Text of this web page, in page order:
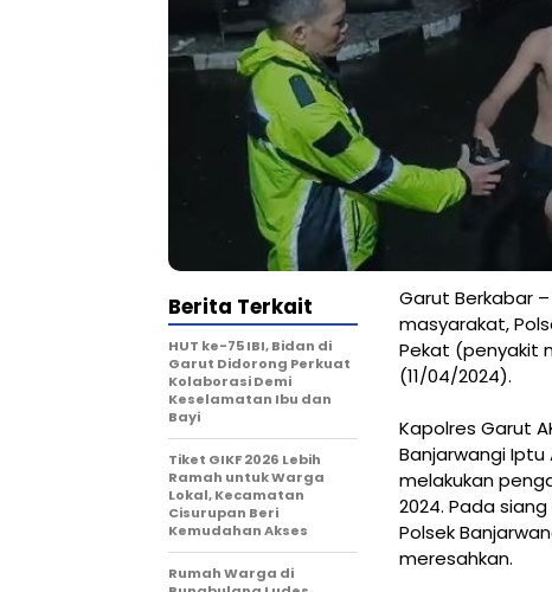
Garut Berkabar
masyarakat,
Pekat (penyakit
(11/04/2024).
Kapolres Garut
Banjarwangi Iptu
melakukan
2024. Pada
Polsek
meresahkan.
Berita Terkait
HUT ke-75 IBI, Bidan di
Garut Didorong Perkuat
Kolaborasi Demi
Keselamatan Ibu dan
Bayi
Tiket GIKF 2026 Lebih
Ramah untuk Warga
Lokal, Kecamatan
Cisurupan Beri
Kemudahan Akses
Rumah Warga di